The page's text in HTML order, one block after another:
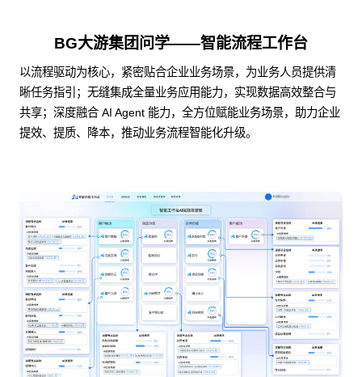
BG大游集团问学——智能流程工作台
以流程驱动为核心，紧密贴合企业业务场景，为业务人员提供清
晰任务指引；无缝集成全量业务应用能力，实现数据高效整合与
共享；深度融合 AI Agent 能力，全方位赋能业务场景，助力企业
提效、提质、降本，推动业务流程智能化升级。